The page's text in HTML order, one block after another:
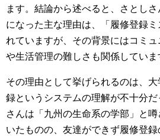
ます。結論から述べると、さとし
になった主な理由は、「履修登録
れていますが、その背景にはコミ
や生活管理の難しさも関係していま
その理由として挙げられるのは、
録というシステムの理解が不十分
さんは「九州の生命系の学部」と
いたものの、友達ができず履修登